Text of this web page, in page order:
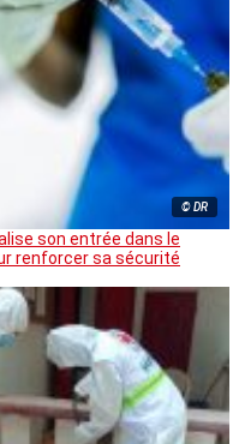
© DR
son entrée dans le
renforcer sa sécurité